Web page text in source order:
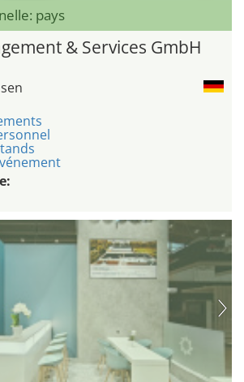
pays
& Services GmbH